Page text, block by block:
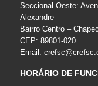
Seccional Oeste:
Alexandre
Bairro Centro –
CEP: 89801-020
Email:
HORÁRIO DE